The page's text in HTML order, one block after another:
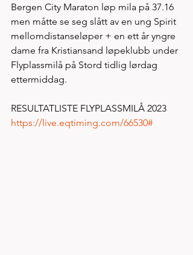
Bergen City Maraton løp mila på 37.16
men måtte se seg slått av en ung Spirit
mellomdistanseløper + en ett år yngre
dame fra Kristiansand løpeklubb under
Flyplassmilå på Stord tidlig lørdag
ettermiddag.
RESULTATLISTE FLYPLASSMILÅ 2023
https://live.eqtiming.com/66530#